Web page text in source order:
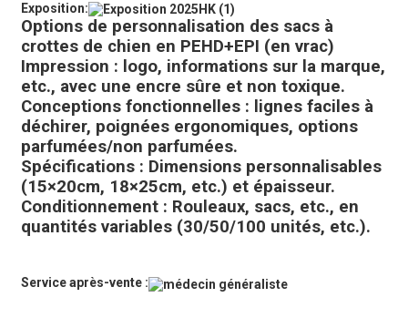
Exposition:
Options de personnalisation des sacs à
crottes de chien en PEHD+EPI (en vrac)
Impression : logo, informations sur la marque,
etc., avec une encre sûre et non toxique.
Conceptions fonctionnelles : lignes faciles à
déchirer, poignées ergonomiques, options
parfumées/non parfumées.
Spécifications : Dimensions personnalisables
(15×20cm, 18×25cm, etc.) et épaisseur.
Conditionnement : Rouleaux, sacs, etc., en
quantités variables (30/50/100 unités, etc.).
Service après-vente :